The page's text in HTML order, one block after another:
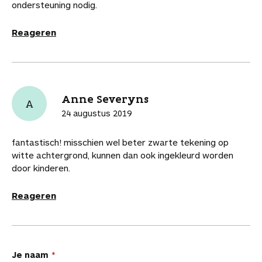
ondersteuning nodig.
Reageren
A Anne Severyns
24 augustus 2019
fantastisch! misschien wel beter zwarte tekening op
witte achtergrond, kunnen dan ook ingekleurd worden
door kinderen.
Reageren
L
Je naam